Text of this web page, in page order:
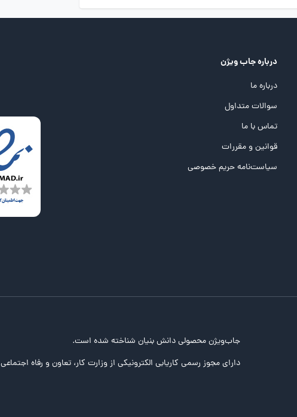
درباره جاب ویژن
درباره ما
سوالات متداول
تماس با ما
قوانین و مقررات
سیاست‌نامه حریم خصوصی
جاب‌ویژن محصولی دانش بنیان شناخته شده است.
دارای مجوز رسمی کاریابی الکترونیکی از وزارت کار، تعاون و رفاه اجتماعی